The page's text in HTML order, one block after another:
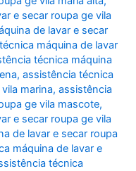
e secar roupa ge vila
de lavar e secar
máquina de lavar
técnica máquina
,assistência técnica
marina,assistência
ge vila mascote,
e secar roupa ge vila
de lavar e secar roupa
máquina de lavar e
técnica